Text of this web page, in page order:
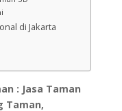
di Jakarta
: Jasa Taman
Taman,